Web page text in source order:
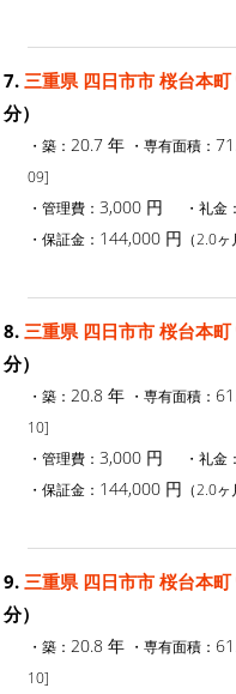
7. 三重県 四日市市 桜台本町
分）
・築： 20.7 年 ・専有面積：
09]
・管理費： 3,000 円 ・礼金：
・保証金： 144,000 円 （2.0ヶ
8. 三重県 四日市市 桜台本町
分）
・築： 20.8 年 ・専有面積：
10]
・管理費： 3,000 円 ・礼金：
・保証金： 144,000 円 （2.0ヶ
9. 三重県 四日市市 桜台本町
分）
・築： 20.8 年 ・専有面積：
10]